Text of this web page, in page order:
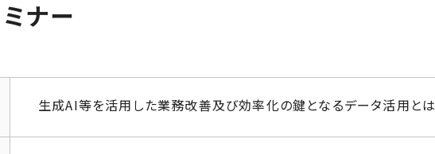
ナー
生成AI等を活用した業務改善及び効率化の鍵となるデータ活用とは